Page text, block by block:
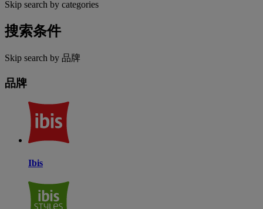
Skip search by categories
搜索条件
Skip search by 品牌
品牌
Ibis